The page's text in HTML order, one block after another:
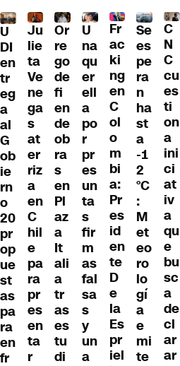
U
DI
en
tr
eg
a
al
G
ob
ie
rn
o
20
pr
op
ue
st
as
pa
ra
en
fr
Ju
lie
ta
Ve
ne
ga
s
at
er
riz
a
en
C
hil
e
pa
ra
pr
es
en
ta
r
Or
re
go
de
fi
en
de
ob
ra
s
en
Pl
az
a
It
ali
a
tr
as
es
tu
di
U
na
qu
er
ell
a
po
r
pr
es
un
ta
s
fir
m
as
fal
sa
s
y
un
a
Fr
ac
ki
ng
en
C
ol
o
m
bi
a:
Pr
es
id
en
te
D
e
la
Es
pr
iel
Se
es
pe
ra
n
ha
st
a
-1
2
°C
:
M
et
eo
ro
lo
gí
a
e
mi
te
C
N
C
cu
es
ti
on
a
ini
ci
at
iv
a
qu
e
bu
sc
a
de
cl
ar
ar